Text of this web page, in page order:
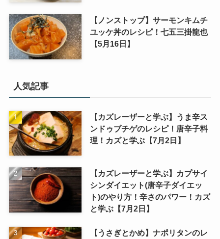
【ノンストップ】サーモンキムチ
ユッケ丼のレシピ！七五三掛龍也
【5月16日】
人気記事
【カズレーザーと学ぶ】うま辛ス
ンドゥブチゲのレシピ！唐辛子料
理！カズと学ぶ【7月2日】
【カズレーザーと学ぶ】カプサイ
シンダイエット(唐辛子ダイエッ
ト)のやり方！辛さのパワー！カズ
と学ぶ【7月2日】
【うさぎとかめ】ナポリタンのレ